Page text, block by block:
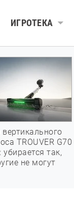
ИГРОТЕКА
TROUVER G70
убирается так,
не могут